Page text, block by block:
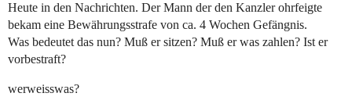
Heute in den Nachrichten. Der Mann der den Kanzler ohrfeigte
bekam eine Bewährungsstrafe von ca. 4 Wochen Gefängnis.
Was bedeutet das nun? Muß er sitzen? Muß er was zahlen? Ist er
vorbestraft?
werweisswas?